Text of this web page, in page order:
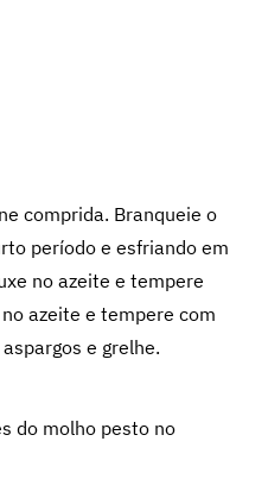
comprida. Branqueie o
período e esfriando em
no azeite e tempere
azeite e tempere com
e grelhe.
do molho pesto no